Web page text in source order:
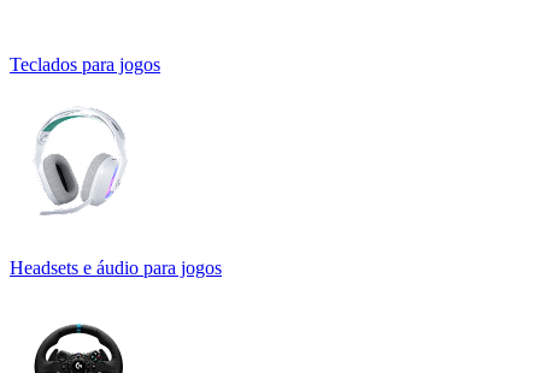
Teclados para jogos
Headsets e áudio para jogos